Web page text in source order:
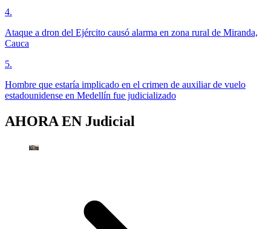
4.
Ataque a dron del Ejército causó alarma en zona rural de Miranda,
Cauca
5.
Hombre que estaría implicado en el crimen de auxiliar de vuelo
estadounidense en Medellín fue judicializado
AHORA EN Judicial